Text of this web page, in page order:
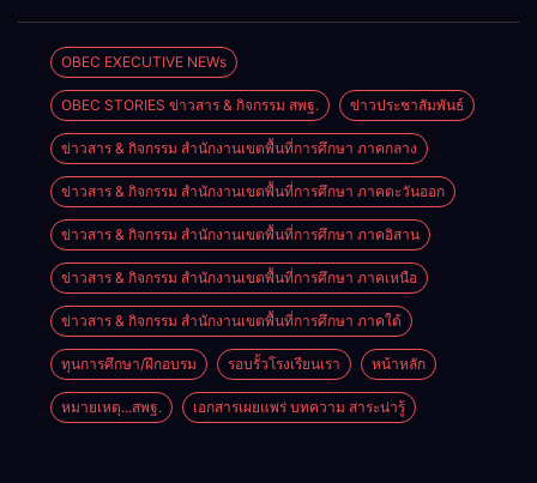
ต้นแบบ”
ระดับประเทศ
รุ่นที่ 3 ประจำ
ปีงบประมาณ
พ.ศ. 2569
International
Research
(ThaiCER)
2026
ปากพนัง
OBEC EXECUTIVE NEWs
OBEC STORIES ข่าวสาร & กิจกรรม สพฐ. ข่าวประชาสัมพันธ์
ข่าวสาร & กิจกรรม สำนักงานเขตพื้นที่การศึกษา ภาคกลาง
ข่าวสาร & กิจกรรม สำนักงานเขตพื้นที่การศึกษา ภาคตะวันออก
ข่าวสาร & กิจกรรม สำนักงานเขตพื้นที่การศึกษา ภาคอิสาน
ข่าวสาร & กิจกรรม สำนักงานเขตพื้นที่การศึกษา ภาคเหนือ
ข่าวสาร & กิจกรรม สำนักงานเขตพื้นที่การศึกษา ภาคใต้
ทุนการศึกษา/ฝึกอบรม รอบรั้วโรงเรียนเรา หน้าหลัก
หมายเหตุ...สพฐ. เอกสารเผยแพร่ บทความ สาระน่ารู้